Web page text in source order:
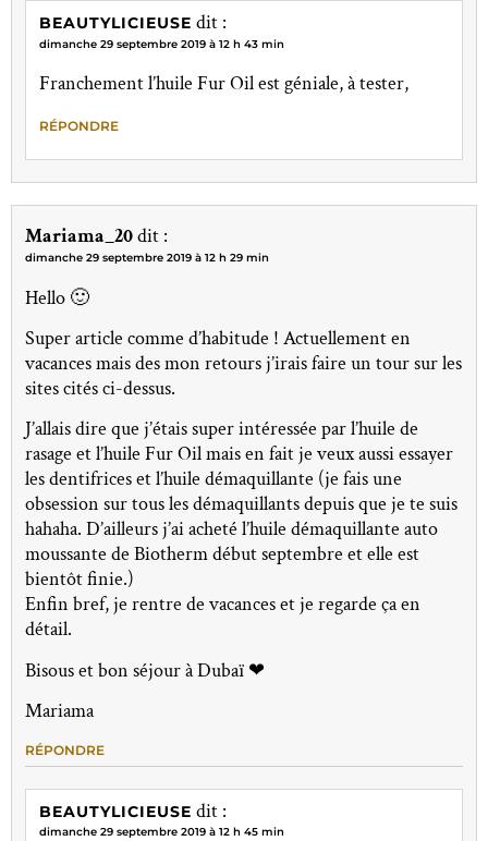
BEAUTYLICIEUSE dit :
dimanche 29 septembre 2019 à 12 h 43 min
Franchement l’huile Fur Oil est géniale, à tester,
RÉPONDRE
Mariama_20dit :
dimanche 29 septembre 2019 à 12 h 29 min
Hello 🙂
Super article comme d’habitude ! Actuellement en
vacances mais des mon retours j’irais faire un tour sur les
sites cités ci-dessus.
J’allais dire que j’étais super intéressée par l’huile de
rasage et l’huile Fur Oil mais en fait je veux aussi essayer
les dentifrices et l’huile démaquillante (je fais une
obsession sur tous les démaquillants depuis que je te suis
hahaha. D’ailleurs j’ai acheté l’huile démaquillante auto
moussante de Biotherm début septembre et elle est
bientôt finie.)
Enfin bref, je rentre de vacances et je regarde ça en
détail.
Bisous et bon séjour à Dubaï ❤
Mariama
RÉPONDRE
BEAUTYLICIEUSE dit :
dimanche 29 septembre 2019 à 12 h 45 min